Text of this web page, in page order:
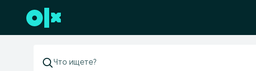
Перейти к нижнему колонтитулу